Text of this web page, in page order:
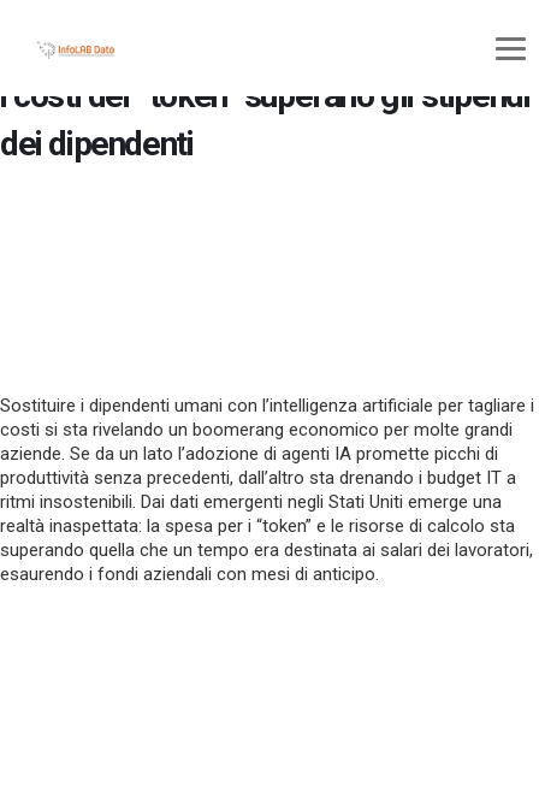
La trappola economica dell’IA: quando
i costi dei “token” superano gli stipendi
dei dipendenti
Sostituire i dipendenti umani con l’intelligenza artificiale per tagliare i
costi si sta rivelando un boomerang economico per molte grandi
aziende. Se da un lato l’adozione di agenti IA promette picchi di
produttività senza precedenti, dall’altro sta drenando i budget IT a
ritmi insostenibili. Dai dati emergenti negli Stati Uniti emerge una
realtà inaspettata: la spesa per i “token” e le risorse di calcolo sta
superando quella che un tempo era destinata ai salari dei lavoratori,
esaurendo i fondi aziendali con mesi di anticipo.